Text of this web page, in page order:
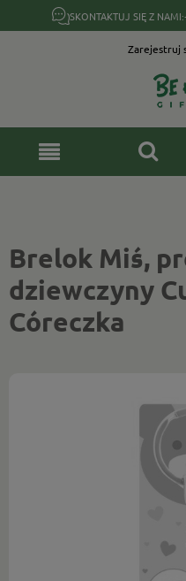
SKONTAKTUJ SIĘ Z NAMI:
Zarejestruj
Brelok Miś,
dziewczyny
Córeczka